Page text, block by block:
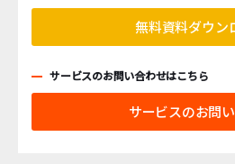
無料資料ダウン
サービスのお問い合わせはこちら
サービスのお問